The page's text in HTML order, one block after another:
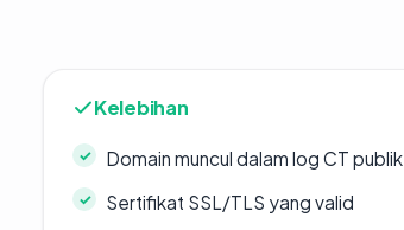
Kelebihan
Domain muncul dalam log CT publik
Sertifikat SSL/TLS yang valid